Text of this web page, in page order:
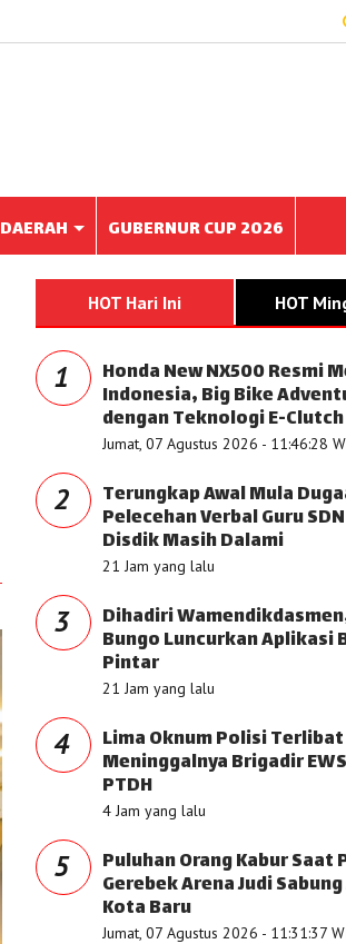
DAERAH GUBERNUR CUP 2026
HOT Hari Ini HOT
1 Honda New NX500 Resmi
Indonesia, Big Bike
dengan Teknologi E-Clutch
Jumat, 07 Agustus 2026 - 11:46:28
2 Terungkap Awal Mula
Pelecehan Verbal Guru
Disdik Masih Dalami
21 Jam yang lalu
3 Dihadiri
Bungo Luncurkan Aplikasi
Pintar
21 Jam yang lalu
4 Lima Oknum Polisi Terlibat
Meninggalnya Brigadir
PTDH
4 Jam yang lalu
5 Puluhan Orang Kabur Saat
Gerebek Arena Judi
Kota Baru
Jumat, 07 Agustus 2026 - 11:31:37